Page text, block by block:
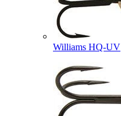
Williams HQ-UV